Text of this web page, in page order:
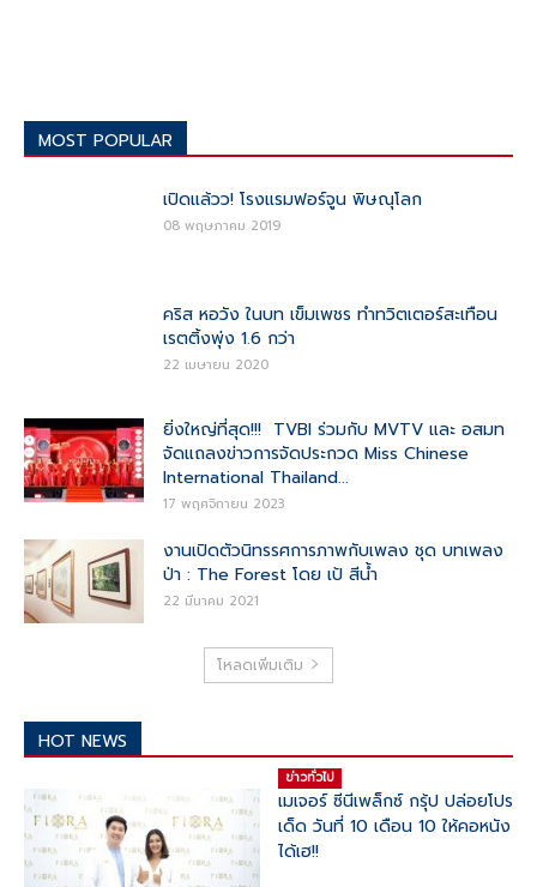
MOST POPULAR
เปิดแล้วว! โรงแรมฟอร์จูน พิษณุโลก
08 พฤษภาคม 2019
คริส หอวัง ในบท เข็มเพชร ทำทวิตเตอร์สะเทือน
เรตติ้งพุ่ง 1.6 กว่า
22 เมษายน 2020
ยิ่งใหญ่ที่สุด!!! TVBI ร่วมกับ MVTV และ อสมท
จัดแถลงข่าวการจัดประกวด Miss Chinese
International Thailand...
17 พฤศจิกายน 2023
งานเปิดตัวนิทรรศการภาพกับเพลง ชุด บทเพลง
ป่า : The Forest โดย เป้ สีน้ำ
22 มีนาคม 2021
โหลดเพิ่มเติม
HOT NEWS
ข่าวทั่วไป
เมเจอร์ ซีนีเพล็กซ์ กรุ้ป ปล่อยโปร
เด็ด วันที่ 10 เดือน 10 ให้คอหนัง
ได้เฮ!!